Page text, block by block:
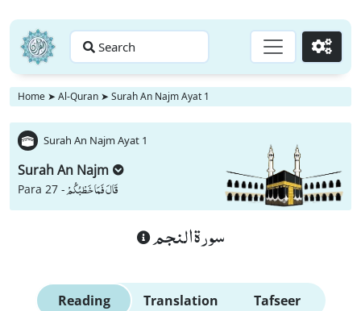
Search Go
Home ➤ Al-Quran ➤ Surah An Najm Ayat 1
Surah An Najm Ayat 1
Surah An Najm
Para 27 -قَالَ فَمَا خَطْبُكُمْ
سورة النجم
Reading Translation Tafseer